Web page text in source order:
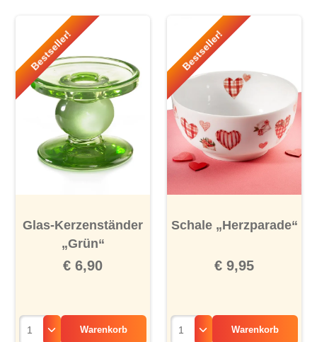
Bestseller!
Glas-Kerzenständer
„Grün“
€ 6,90
Warenkorb
Bestseller!
Schale „Herzparade“
€ 9,95
Warenkorb